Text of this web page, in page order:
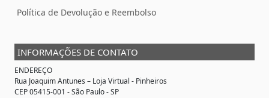
Política de Devolução e Reembolso
INFORMAÇÕES DE CONTATO
ENDEREÇO
Rua Joaquim Antunes – Loja Virtual - Pinheiros
CEP 05415-001 - São Paulo - SP